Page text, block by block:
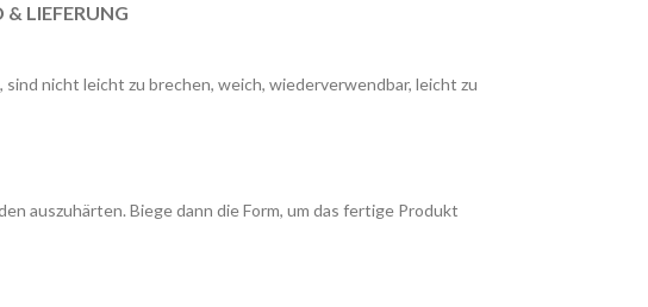
& LIEFERUNG
nicht leicht zu brechen, weich, wiederverwendbar, leicht zu
auszuhärten. Biege dann die Form, um das fertige Produkt